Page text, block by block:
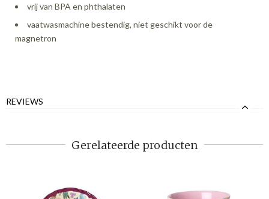
vrij van BPA en phthalaten
vaatwasmachine bestendig, niet geschikt voor de
magnetron
REVIEWS
Gerelateerde producten